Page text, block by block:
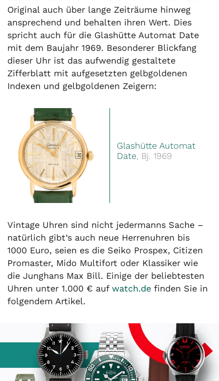
Original auch über lange Zeiträume hinweg
ansprechend und behalten ihren Wert. Dies
spricht auch für die Glashütte Automat Date
mit dem Baujahr 1969. Besonderer Blickfang
dieser Uhr ist das aufwendig gestaltete
Zifferblatt mit aufgesetzten gelbgoldenen
Indexen und gelbgoldenen Zeigern:
Glashütte Automat
Date, Bj. 1969
Vintage Uhren sind nicht jedermanns Sache –
natürlich gibt’s auch neue Herrenuhren bis
1000 Euro, seien es die Seiko Prospex, Citizen
Promaster, Mido Multifort oder Klassiker wie
die Junghans Max Bill. Einige der beliebtesten
Uhren unter 1.000 € auf watch.de finden Sie in
folgendem Artikel.